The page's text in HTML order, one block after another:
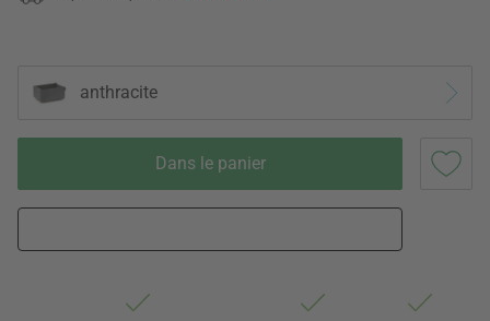
anthracite
Dans le panier